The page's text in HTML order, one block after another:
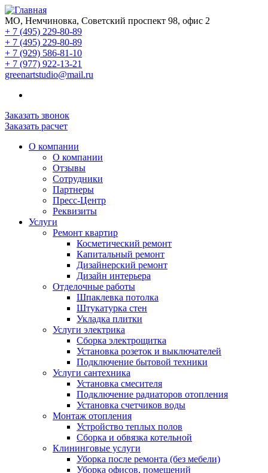
МО, Немчиновка, Советский проспект 98, офис 2
+ 7 (495) 229-80-89
+ 7 (495) 229-80-89
+ 7 (929) 586-81-10
+ 7 (977) 922-13-21
greenartstudio@mail.ru
Заказать звонок
Заказать расчет
О компании
О компании
Отзывы
Сотрудники
Партнеры
Пресс-Центр
Реквизиты
Услуги
Ремонт квартир
Косметический ремонт
Капитальный ремонт
Дизайнерский ремонт
Дизайн интерьера
Отделочные работы
Шпаклевка потолка
Штукатурка стен
Укладка плитки
Услуги электрика
Сборка электрощитка
Установка розеток и выключателей
Подключение бытовой техники
Услуги сантехника
Установка смесителя
Подключение радиаторов отопления
Установка счетчиков воды
Монтаж отопления
Устройство теплых полов
Сборка и обвязка котельной
Клининговые услуги
Уборка после ремонта (без мебели)
Уборка офисов, помещений